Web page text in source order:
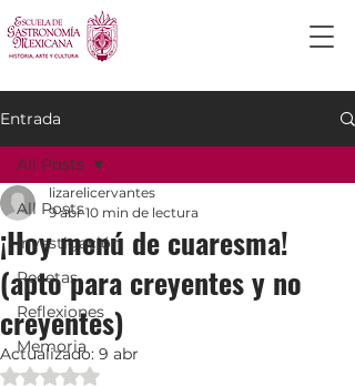
Entrada
All Posts
Investigación
Recetas
Reflexiones
Memoria
All Posts
¡Hoy menú de cuaresma!
(apto para creyentes y no
creyentes)
lizarelicervantes
9 abr 10 min de lectura
Actualizado: 9 abr
Obtuvo NaN de 5 estrellas.